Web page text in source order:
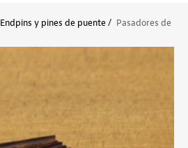
Endpins y pines de puente Pasadores de